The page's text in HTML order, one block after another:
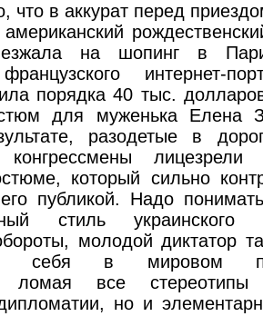
что в аккурат перед
на шопинг в
интернет-
порядка 40 тыс.
для муженька Елена
разодетые в
конгрессмены
который сильно
публикой. Надо
стиль украинского
молодой диктатор
себя в мировом
ломая все
но и